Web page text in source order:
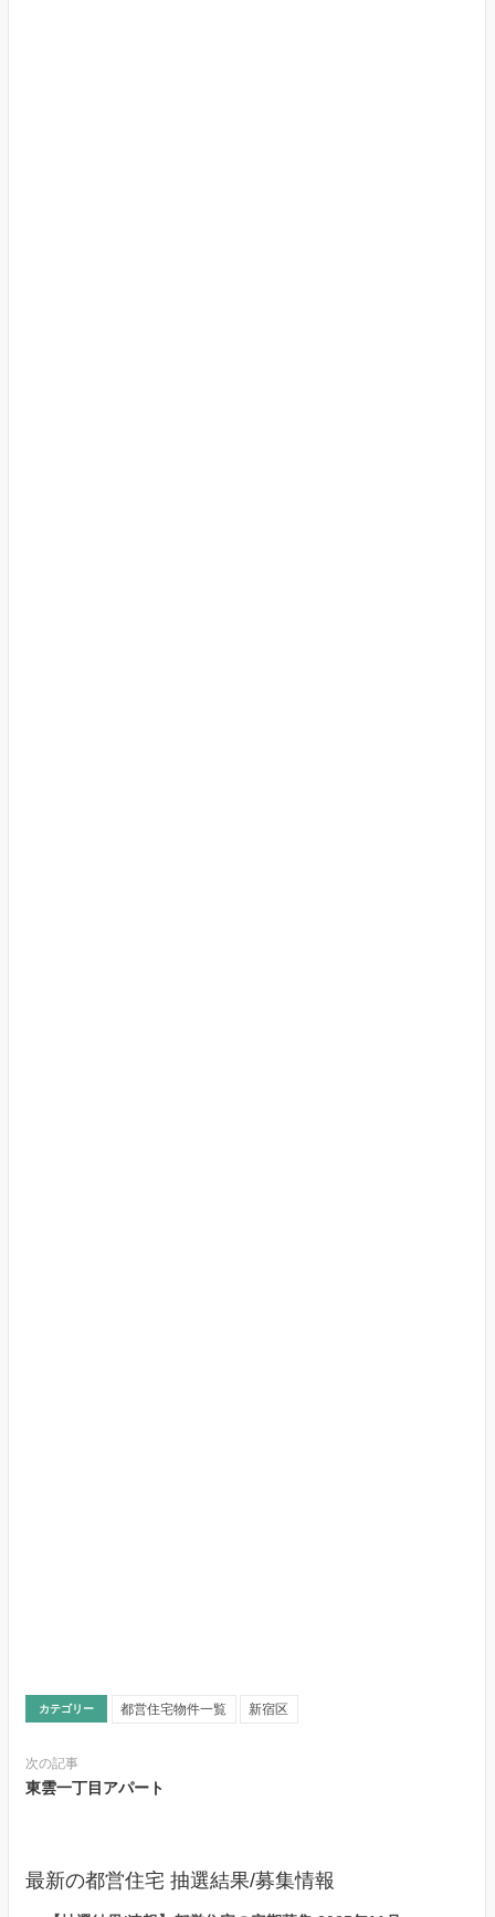
カテゴリー 都営住宅物件一覧 新宿区
次の記事
東雲一丁目アパート
最新の都営住宅 抽選結果/募集情報